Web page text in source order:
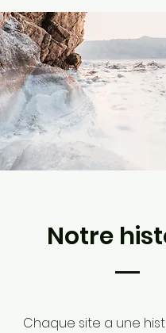
Notre
Chaque site a une